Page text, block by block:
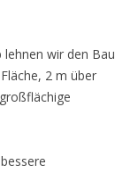
lehnen wir den Bau
2 m über